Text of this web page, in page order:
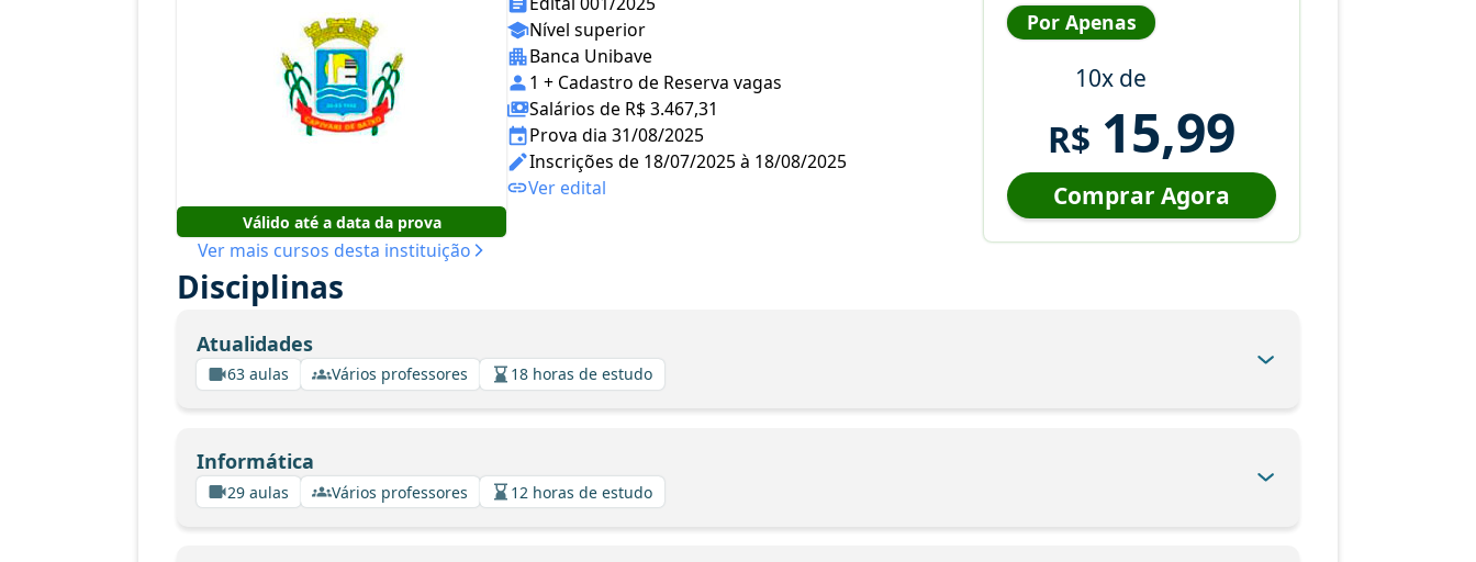
Válido até a data da prova
Ver mais cursos desta instituição
Nível superior
Banca Unibave
1 + Cadastro de Reserva vagas
Salários de R$ 3.467,31
Prova dia 31/08/2025
Inscrições de 18/07/2025 à 18/08/2025
Ver edital
Por Apenas
10x de
R$ 15,99
Comprar Agora
Disciplinas
Atualidades
63 aulas Vários professores 18 horas de estudo
Informática
29 aulas Vários professores 12 horas de estudo